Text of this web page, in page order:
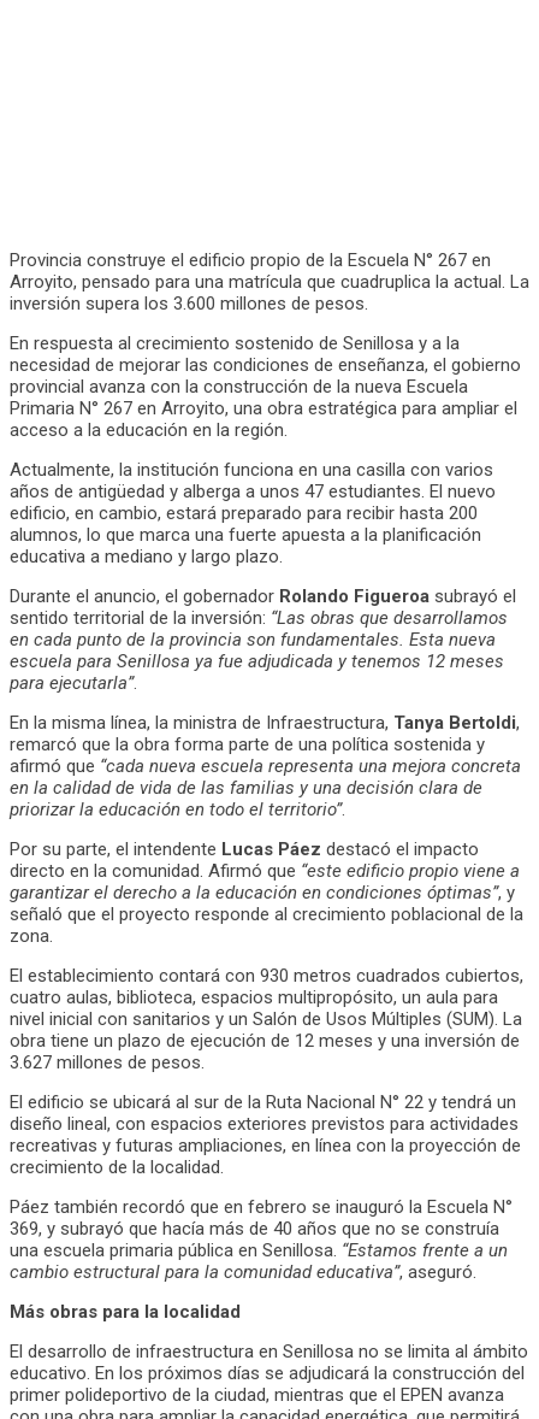
Provincia construye el edificio propio de la Escuela N° 267 en
Arroyito, pensado para una matrícula que cuadruplica la actual. La
inversión supera los 3.600 millones de pesos.
En respuesta al crecimiento sostenido de Senillosa y a la
necesidad de mejorar las condiciones de enseñanza, el gobierno
provincial avanza con la construcción de la nueva Escuela
Primaria N° 267 en Arroyito, una obra estratégica para ampliar el
acceso a la educación en la región.
Actualmente, la institución funciona en una casilla con varios
años de antigüedad y alberga a unos 47 estudiantes. El nuevo
edificio, en cambio, estará preparado para recibir hasta 200
alumnos, lo que marca una fuerte apuesta a la planificación
educativa a mediano y largo plazo.
Durante el anuncio, el gobernador Rolando Figueroa subrayó el
sentido territorial de la inversión: “Las obras que desarrollamos
en cada punto de la provincia son fundamentales. Esta nueva
escuela para Senillosa ya fue adjudicada y tenemos 12 meses
para ejecutarla”.
En la misma línea, la ministra de Infraestructura, Tanya Bertoldi,
remarcó que la obra forma parte de una política sostenida y
afirmó que “cada nueva escuela representa una mejora concreta
en la calidad de vida de las familias y una decisión clara de
priorizar la educación en todo el territorio”.
Por su parte, el intendente Lucas Páez destacó el impacto
directo en la comunidad. Afirmó que “este edificio propio viene a
garantizar el derecho a la educación en condiciones óptimas”, y
señaló que el proyecto responde al crecimiento poblacional de la
zona.
El establecimiento contará con 930 metros cuadrados cubiertos,
cuatro aulas, biblioteca, espacios multipropósito, un aula para
nivel inicial con sanitarios y un Salón de Usos Múltiples (SUM). La
obra tiene un plazo de ejecución de 12 meses y una inversión de
3.627 millones de pesos.
El edificio se ubicará al sur de la Ruta Nacional N° 22 y tendrá un
diseño lineal, con espacios exteriores previstos para actividades
recreativas y futuras ampliaciones, en línea con la proyección de
crecimiento de la localidad.
Páez también recordó que en febrero se inauguró la Escuela N°
369, y subrayó que hacía más de 40 años que no se construía
una escuela primaria pública en Senillosa. “Estamos frente a un
cambio estructural para la comunidad educativa”, aseguró.
Más obras para la localidad
El desarrollo de infraestructura en Senillosa no se limita al ámbito
educativo. En los próximos días se adjudicará la construcción del
primer polideportivo de la ciudad, mientras que el EPEN avanza